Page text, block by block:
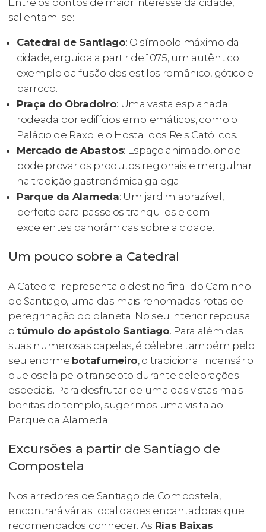
Entre os pontos de maior interesse da cidade,
salientam-se:
Catedral de Santiago: O símbolo máximo da
cidade, erguida a partir de 1075, um autêntico
exemplo da fusão dos estilos românico, gótico e
barroco.
Praça do Obradoiro: Uma vasta esplanada
rodeada por edifícios emblemáticos, como o
Palácio de Raxoi e o Hostal dos Reis Católicos.
Mercado de Abastos: Espaço animado, onde
pode provar os produtos regionais e mergulhar
na tradição gastronómica galega.
Parque da Alameda: Um jardim aprazível,
perfeito para passeios tranquilos e com
excelentes panorâmicas sobre a cidade.
Um pouco sobre a Catedral
A Catedral representa o destino final do Caminho
de Santiago, uma das mais renomadas rotas de
peregrinação do planeta. No seu interior repousa
otúmulo do apóstolo Santiago. Para além das
suas numerosas capelas, é célebre também pelo
seu enorme botafumeiro, o tradicional incensário
que oscila pelo transepto durante celebrações
especiais. Para desfrutar de uma das vistas mais
bonitas do templo, sugerimos uma visita ao
Parque da Alameda.
Excursões a partir de Santiago de
Compostela
Nos arredores de Santiago de Compostela,
encontrará várias localidades encantadoras que
recomendados conhecer. As Rías Baixas